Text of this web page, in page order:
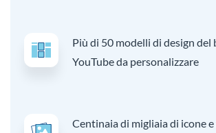
Più di 50 modelli di design del
YouTube da personalizzare
Centinaia di migliaia di icone